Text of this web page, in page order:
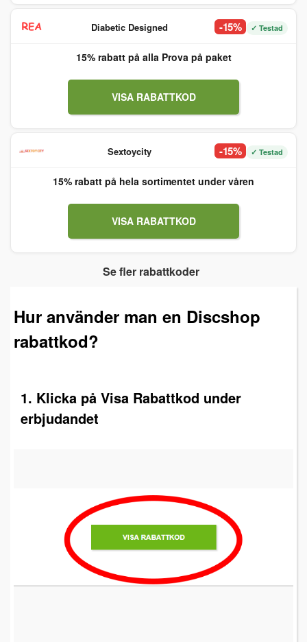
Diabetic Designed -15% ✓ Testad
15% rabatt på alla Prova på paket
VISA RABATTKOD
Sextoycity -15% ✓ Testad
15% rabatt på hela sortimentet under våren
VISA RABATTKOD
Se fler rabattkoder
Hur använder man en Discshop
rabattkod?
1. Klicka på Visa Rabattkod under
erbjudandet